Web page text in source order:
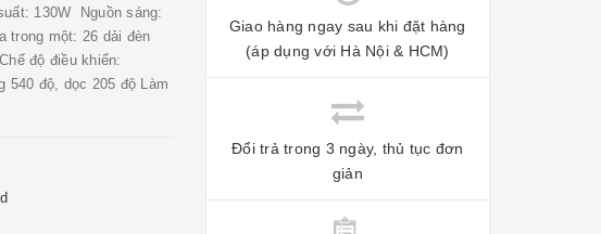
130W Nguồn sáng:
trong một: 26 dải đèn
độ điều khiển:
540 độ, dọc 205 độ Làm
Giao hàng ngay sau khi đặt hàng
(áp dụng với Hà Nội & HCM)
Đổi trả trong 3 ngày, thủ tục đơn
giản